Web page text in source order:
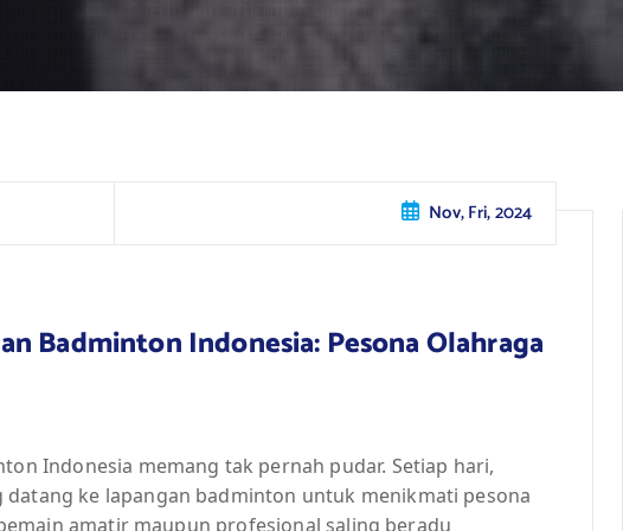
Nov, Fri, 2024
Badminton Indonesia: Pesona Olahraga
Indonesia memang tak pernah pudar. Setiap hari,
ke lapangan badminton untuk menikmati pesona
amatir maupun profesional saling beradu